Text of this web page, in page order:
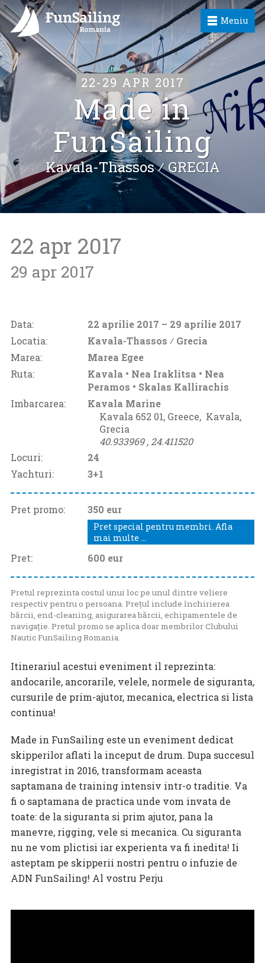
Meniu
22-29 APR 2017
Made in
FunSailing
Kavala-Thassos ⁄GRECIA
22 apr 2017
29 apr 2017
Data: 22 aprilie 2017 – 29 aprilie 2017
Locatia:
Kavala-Thassos ⁄ Grecia
Marea:
Marea Egee
Ruta:
Kavala • Nea Iraklitsa • Nea
Peramos • Skalas Kallirachis
Imbarcarea:
Kavala Marine
Kavala 652 01, Greece‚ Kavala‚
Grecia
40.933969 ‚ 24.411520
Locuri:
24
Yachturi:
3+1
Pret promo: 350 eur
Pret special pentru membri. Afla
mai multe ...
Pret: 600 eur
Pretul reprezinta costul unui loc pe unul dintre veliere
respectiv pentru o persoana. Prețul include închirierea
bărcii, end-cleaning, asigurarea bărcii, echipamentele de
navigație. Pretul promo se aplica doar membrilor Clubului
Nautic FunSailing Romania.
Itinerariul acestui eveniment il reprezinta:
andocarile, ancorarile, velele, normele de siguranta,
cursurile de prim-ajutor, mecanica, electrica si lista
continua!
Made in FunSailing este un eveniment dedicat
skipperilor aflati la inceput de drum. Dupa succesul
inregistrat in 2016, transformam aceasta
saptamana de training intensiv intr-o traditie. Va
fi o saptamana de practica unde vom invata de
toate: de la siguranta si prim ajutor, pana la
manevre, rigging, vele si mecanica. Cu siguranta
nu ne vom plictisi iar experienta va fi inedita! Ii
asteptam pe skipperii nostri pentru o infuzie de
ADN FunSailing! Al vostru Perju